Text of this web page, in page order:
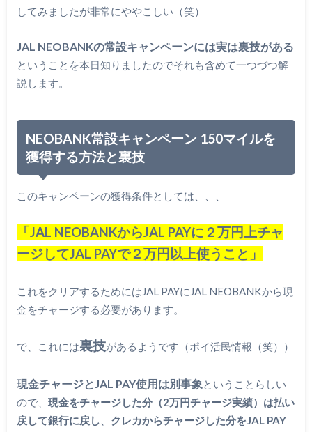
してみましたが非常にややこしい（笑）
JAL NEOBANKの常設キャンペーンには実は裏技がある
ということを本日知りましたのでそれも含めて一つづつ解
説します。
NEOBANK常設キャンペーン 150マイルを
獲得する方法と裏技
このキャンペーンの獲得条件としては、、、
「JAL NEOBANKからJAL PAYに２万円上チャ
ージしてJAL PAYで２万円以上使うこと」
これをクリアするためにはJAL PAYにJAL NEOBANKから現
金をチャージする必要があります。
で、これには裏技があるようです（ポイ活民情報（笑））
現金チャージとJAL PAY使用は別事象ということらしい
ので、 現金をチャージした分（2万円チャージ実績）は払い
戻して銀行に戻し
クレカからチャージした分をJAL PAY